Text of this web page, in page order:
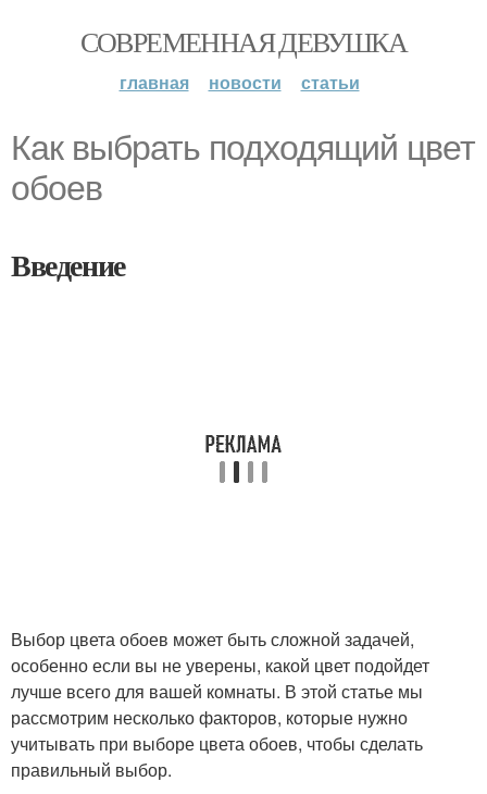
СОВРЕМЕННАЯ ДЕВУШКА
главная новости статьи
Как выбрать подходящий цвет
обоев
Введение
Выбор цвета обоев может быть сложной задачей,
особенно если вы не уверены, какой цвет подойдет
лучше всего для вашей комнаты. В этой статье мы
рассмотрим несколько факторов, которые нужно
учитывать при выборе цвета обоев, чтобы сделать
правильный выбор.